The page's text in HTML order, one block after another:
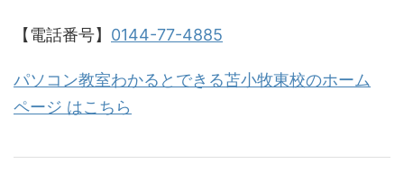
【電話番号】 0144-77-4885
パソコン教室わかるとできる苫小牧東校のホーム
ページ はこちら